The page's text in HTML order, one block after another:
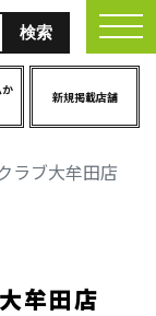
新規掲載店舗
ラブ大牟田店
牟田店